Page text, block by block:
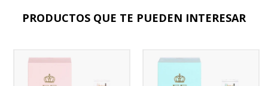
PRODUCTOS QUE TE PUEDEN INTERESAR